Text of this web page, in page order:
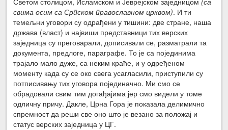
свима осим са Српском православном црквом). И ти
темељни уговори су одрађени у тишини: две стране, наша
држава (власт) и највиши представници тих верских
заједница су преговарали, дописивали се, разматрали та
документа, предлоге, параграфе. То је са појединима
трајало мало дуже, са неким краће, и у одређеном
моменту када су се око свега усагласили, приступили су
потписивању тих уговора појединачно. Ми смо се
обрадовали свим тим догађајима јер смо видели у томе
одличну причу. Дакле, Црна Гора је показала делимично
спремност да реши све оно што је везано за положај и
статус верских заједница у ЦГ.